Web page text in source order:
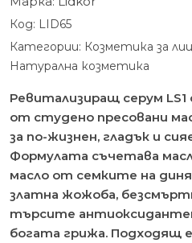
Код: LID65
Категории: Козметика за
Натурална козметика
Ревитализиращ серум
от студено пресовани
за по-жизнен, гладък и
Формулата съчетава
масло от семките на диня
златна жожоба,
търсите
богата грижа. Подходящ